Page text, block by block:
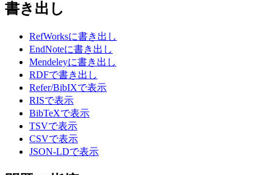
書き出し
RefWorksに書き出し
EndNoteに書き出し
Mendeleyに書き出し
RDFで書き出し
Refer/BibIXで表示
RISで表示
BibTeXで表示
TSVで表示
CSVで表示
JSON-LDで表示